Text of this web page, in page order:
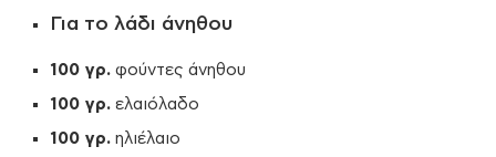
Για το λάδι άνηθου
100 γρ. φούντες άνηθου
100 γρ. ελαιόλαδο
100 γρ. ηλιέλαιο